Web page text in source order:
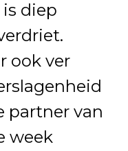
diep
ook ver
partner van
week